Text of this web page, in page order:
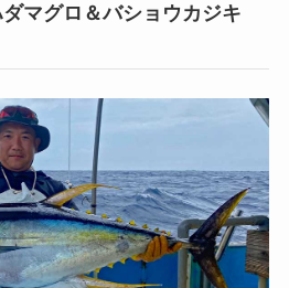
マグロ＆バショウカジキ